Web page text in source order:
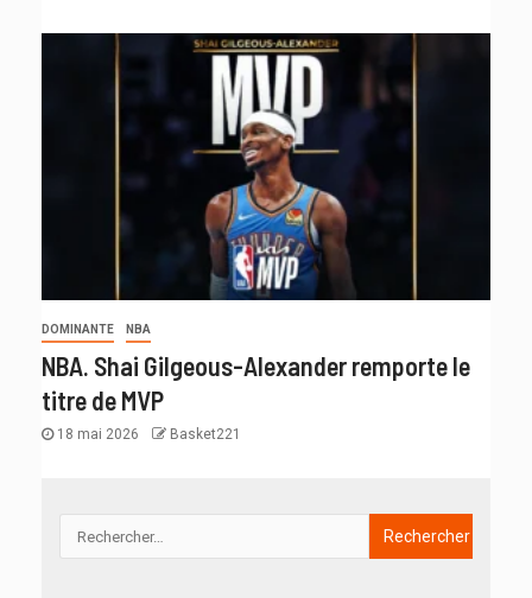
DOMINANTE NBA
NBA. Shai Gilgeous-Alexander remporte le
titre de MVP
18 mai 2026 Basket221